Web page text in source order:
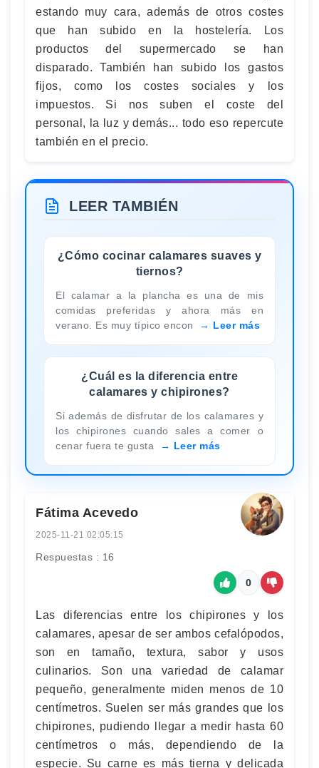
estando muy cara, además de otros costes
que han subido en la hostelería. Los
productos del supermercado se han
disparado. También han subido los gastos
fijos, como los costes sociales y los
impuestos. Si nos suben el coste del
personal, la luz y demás... todo eso repercute
también en el precio.
LEER TAMBIÉN
¿Cómo cocinar calamares suaves y
tiernos?
El calamar a la plancha es una de mis
comidas preferidas y ahora más en
verano. Es muy típico encon
Leer más
¿Cuál es la diferencia entre
calamares y chipirones?
Si además de disfrutar de los calamares y
los chipirones cuando sales a comer o
cenar fuera te gusta
Leer más
Fátima Acevedo
2025-11-21 02:05:15
Respuestas : 16
0
Las diferencias entre los chipirones y los
calamares, apesar de ser ambos cefalópodos,
son en tamaño, textura, sabor y usos
culinarios. Son una variedad de calamar
pequeño, generalmente miden menos de 10
centímetros. Suelen ser más grandes que los
chipirones, pudiendo llegar a medir hasta 60
centímetros o más, dependiendo de la
especie. Su carne es más tierna y delicada